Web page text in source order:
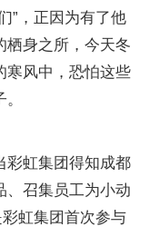
”，正因为有了他
栖身之所，今天冬
寒风中，恐怕这些
彩虹集团得知成都
、召集员工为小动
虹集团首次参与